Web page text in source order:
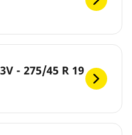
- 275/45 R 19